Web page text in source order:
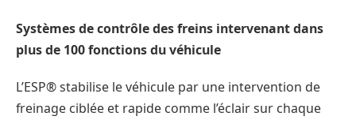
Systèmes de contrôle des freins intervenant dans
plus de 100 fonctions du véhicule
L’ESP® stabilise le véhicule par une intervention de
freinage ciblée et rapide comme l’éclair sur chaque